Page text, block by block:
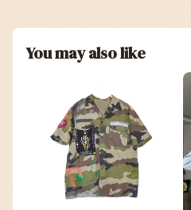
You may also like